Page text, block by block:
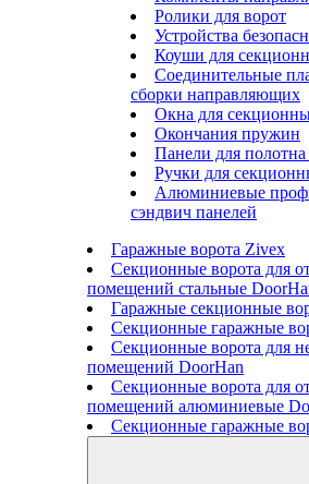
Ролики для ворот
Устройства
Коуши для
Соединительные
сборки направляющих
Окна для
Окончания пружин
Панели для полотна
Ручки для
Алюминиевые
сэндвич панелей
Гаражные ворота Zivex
Секционные ворота для
помещений стальные
Гаражные секционные
Секционные гаражные
Секционные ворота для
помещений DoorHan
Секционные ворота для
помещений алюминиевые
Секционные гаражные